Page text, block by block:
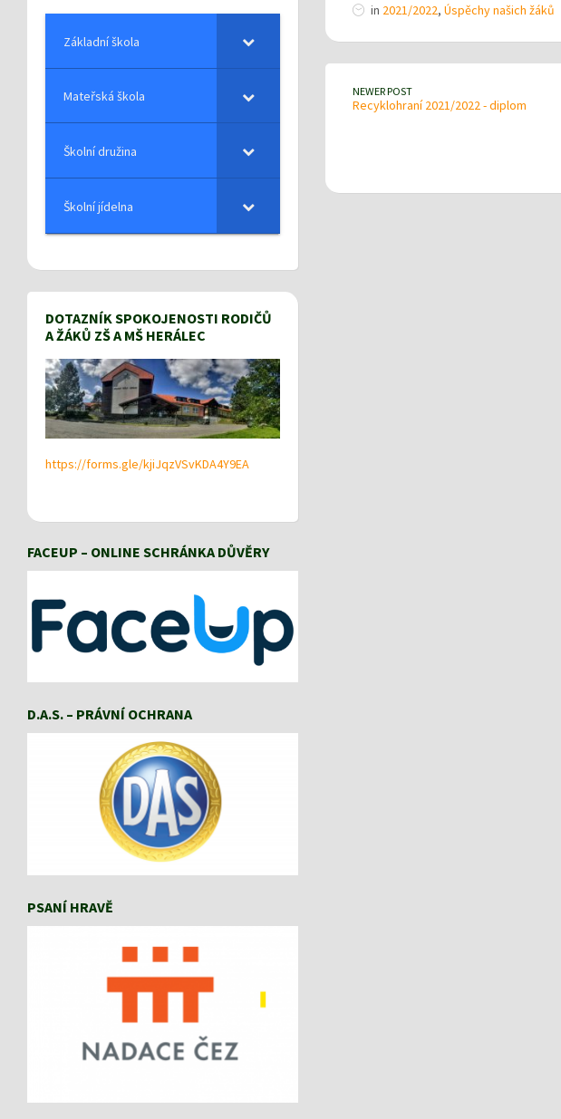
in 2021/2022, Úspěchy našich žáků
NEWER POST
Recyklohraní 2021/2022 - diplom
Základní škola
Mateřská škola
Školní družina
Školní jídelna
DOTAZNÍK SPOKOJENOSTI RODIČŮ
A ŽÁKŮ ZŠ A MŠ HERÁLEC
https://forms.gle/kjiJqzVSvKDA4Y9EA
FACEUP – ONLINE SCHRÁNKA DŮVĚRY
D.A.S. – PRÁVNÍ OCHRANA
PSANÍ HRAVĚ